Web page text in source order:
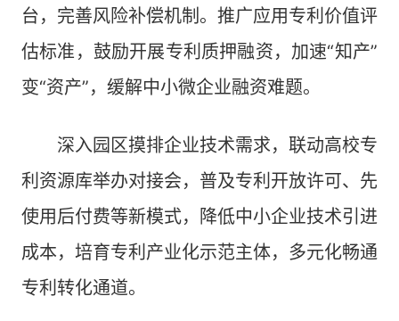
台，完善风险补偿机制。推广应用专利价值评
估标准，鼓励开展专利质押融资，加速“知产”
变“资产”，缓解中小微企业融资难题。
深入园区摸排企业技术需求，联动高校专
利资源库举办对接会，普及专利开放许可、先
使用后付费等新模式，降低中小企业技术引进
成本，培育专利产业化示范主体，多元化畅通
专利转化通道。